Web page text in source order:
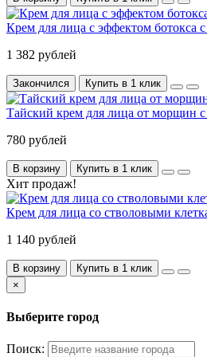
Крем для лица с эффектом ботокса
1 382 рублей
Закончился Купить в 1 клик
Тайский крем для лица от морщин с
780 рублей
В корзину Купить в 1 клик
Хит продаж!
Крем для лица со стволовыми
1 140 рублей
В корзину
Купить в 1 клик
×
Выберите город
Поиск: